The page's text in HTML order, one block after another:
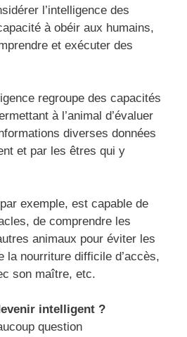
l’intelligence des
à obéir aux humains,
et exécuter des
regroupe des capacités
à l’animal d’évaluer
diverses données
et par les êtres qui y
exemple, est capable de
de comprendre les
animaux pour éviter les
la nourriture difficile d’accès,
son maître, etc.
intelligent ?
question